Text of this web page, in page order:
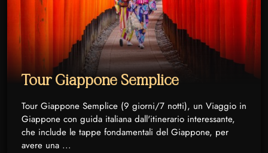
Tour Giappone Semplice
Tour Giappone Semplice (9 giorni/7 notti), un Viaggio in
Giappone con guida italiana dall'itinerario interessante,
che include le tappe fondamentali del Giappone, per
avere una ...